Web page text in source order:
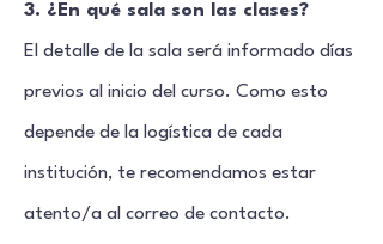
3. ¿En qué sala son las clases?
El detalle de la sala será informado días
previos al inicio del curso. Como esto
depende de la logística de cada
institución, te recomendamos estar
atento/a al correo de contacto.